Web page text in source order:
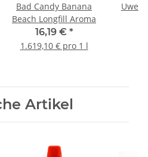
Bad Candy Banana
Beach Longfill Aroma
16,19 € *
1.619,10 € pro 1 l
Uwell
Artikel